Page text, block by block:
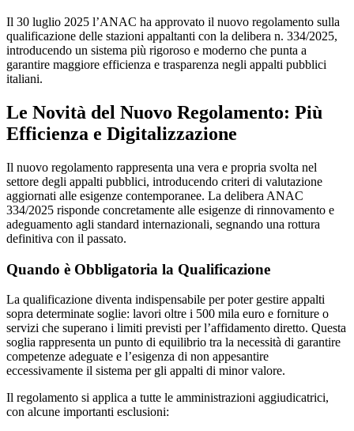
Il 30 luglio 2025 l’ANAC ha approvato il nuovo regolamento sulla
qualificazione delle stazioni appaltanti con la delibera n. 334/2025,
introducendo un sistema più rigoroso e moderno che punta a
garantire maggiore efficienza e trasparenza negli appalti pubblici
italiani.
Le Novità del Nuovo Regolamento: Più
Efficienza e Digitalizzazione
Il nuovo regolamento rappresenta una vera e propria svolta nel
settore degli appalti pubblici, introducendo criteri di valutazione
aggiornati alle esigenze contemporanee. La delibera ANAC
334/2025 risponde concretamente alle esigenze di rinnovamento e
adeguamento agli standard internazionali, segnando una rottura
definitiva con il passato.
Quando è Obbligatoria la Qualificazione
La qualificazione diventa indispensabile per poter gestire appalti
sopra determinate soglie: lavori oltre i 500 mila euro e forniture o
servizi che superano i limiti previsti per l’affidamento diretto. Questa
soglia rappresenta un punto di equilibrio tra la necessità di garantire
competenze adeguate e l’esigenza di non appesantire
eccessivamente il sistema per gli appalti di minor valore.
Il regolamento si applica a tutte le amministrazioni aggiudicatrici,
con alcune importanti esclusioni: